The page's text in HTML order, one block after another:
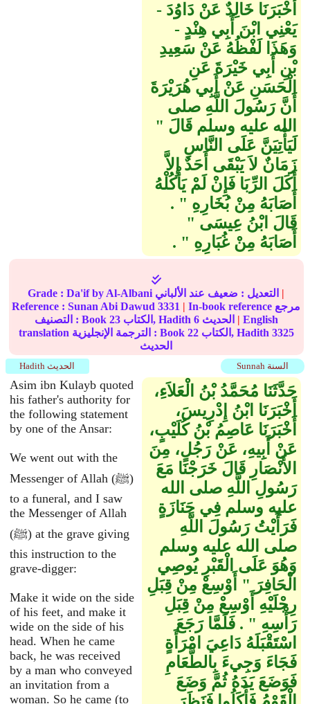
أَخْبَرَنَا خَالِدٌ عَنْ دَاوُدَ -
يَعْنِي ابْنَ أَبِي هِنْدٍ -
وَهَذَا لَفْظُهُ عَنْ سَعِيدِ
بْنِ أَبِي خَيْرَةَ عَنِ
الْحَسَنِ عَنْ أَبِي هُرَيْرَةَ
أَنَّ رَسُولَ اللَّهِ صلى
الله عليه وسلم قَالَ ‏"‏
لَيَأْتِيَنَّ عَلَى النَّاسِ
زَمَانٌ لاَ يَبْقَى أَحَدٌ إِلاَّ
أَكَلَ الرِّبَا فَإِنْ لَمْ يَأْكُلْهُ
أَصَابَهُ مِنْ بُخَارِهِ ‏"‏ ‏.‏
قَالَ ابْنُ عِيسَى ‏"‏
أَصَابَهُ مِنْ غُبَارِهِ ‏"‏ ‏.‏
Grade :Da'ifby Al-Albani التعديل : ضعيف
|
Reference :Sunan Abi Dawud 3331 | In-book reference مرجع
التصنيف : Book 23 الكتاب, Hadith 6 | English
translation الترجمة الإنجليزية : Book 22 الكتاب, Hadith 3325
الحديث
Sunnah السنة Hadith الحديث
Asim ibn Kulayb quoted
his father's authority for
the following statement
by one of the Ansar:
We went out with the
Messenger of Allah (ﷺ)
to a funeral, and I saw
the Messenger of Allah
(ﷺ) at the grave giving
this instruction to the
grave-digger:
Make it wide on the side
of his feet, and make it
wide on the side of his
head. When he came
back, he was received
by a man who conveyed
an invitation from a
woman. So he came (to
حَدَّثَنَا مُحَمَّدُ بْنُ الْعَلاَءِ،
أَخْبَرَنَا ابْنُ إِدْرِيسَ،
أَخْبَرَنَا عَاصِمُ بْنُ كُلَيْبٍ،
عَنْ أَبِيهِ، عَنْ رَجُلٍ، مِنَ
الأَنْصَارِ قَالَ خَرَجْنَا مَعَ
رَسُولِ اللَّهِ صلى الله
عليه وسلم فِي جَنَازَةٍ
فَرَأَيْتُ رَسُولَ اللَّهِ
صلى الله عليه وسلم
وَهُوَ عَلَى الْقَبْرِ يُوصِي
الْحَافِرَ ‏"‏ أَوْسِعْ مِنْ قِبَلِ
رِجْلَيْهِ أَوْسِعْ مِنْ قِبَلِ
رَأْسِهِ ‏"‏ ‏.‏ فَلَمَّا رَجَعَ
اسْتَقْبَلَهُ دَاعِيَ امْرَأَةٍ
فَجَاءَ وَجِيءَ بِالطَّعَامِ
فَوَضَعَ يَدَهُ ثُمَّ وَضَعَ